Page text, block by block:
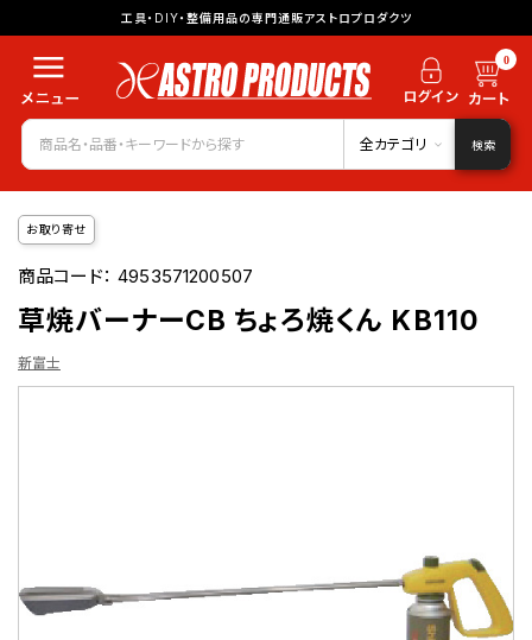
工具・DIY・整備用品の専門通販アストロプロダクツ
0
全カテゴリ 検索
お取り寄せ
商品コード：4953571200507
草焼バーナーCB ちょろ焼くん KB110
新富士